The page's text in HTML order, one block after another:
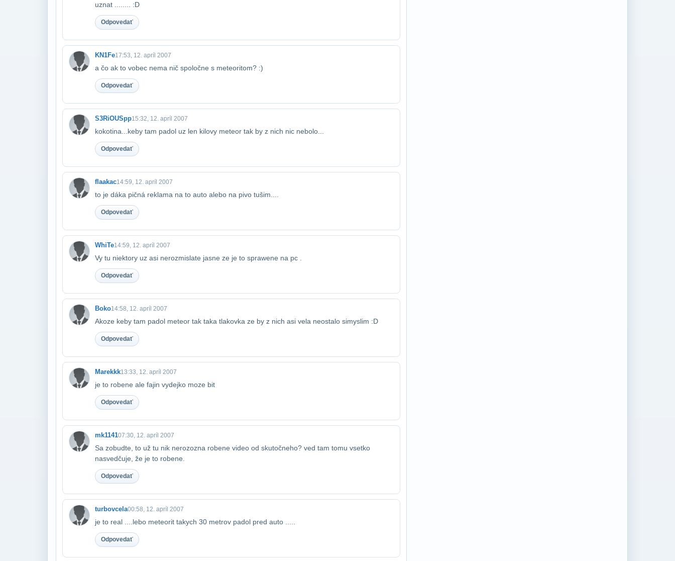
uznat ........ :D
Odpovedať
KN1Fe17:53, 12. apríl 2007
a čo ak to vobec nema nič spoločne s meteoritom? :)
Odpovedať
S3RiOUSpp15:32, 12. apríl 2007
kokotina...keby tam padol uz len kilovy meteor tak by z nich nic nebolo...
Odpovedať
flaakac14:59, 12. apríl 2007
to je dáka pičná reklama na to auto alebo na pivo tušim....
Odpovedať
WhiTe14:59, 12. apríl 2007
Vy tu niektory uz asi nerozmislate jasne ze je to sprawene na pc .
Odpovedať
Boko14:58, 12. apríl 2007
Akoze keby tam padol meteor tak taka tlakovka ze by z nich asi vela neostalo si​myslim :D
Odpovedať
Marekkk13:33, 12. apríl 2007
je to robene ale fajin vydejko moze bit
Odpovedať
mk114107:30, 12. apríl 2007
Sa zobudte, to už tu nik nerozozna robene video od skutočneho? ved tam tomu vsetko​
nasvedčuje, že je to robene.
Odpovedať
turbovcela00:58, 12. apríl 2007
je to real ....lebo meteorit takych 30 metrov padol pred auto .....
Odpovedať